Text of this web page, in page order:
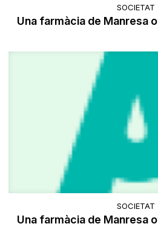
SOCIETAT
Una farmàcia de Manresa
SOCIETAT
Una farmàcia de Manresa